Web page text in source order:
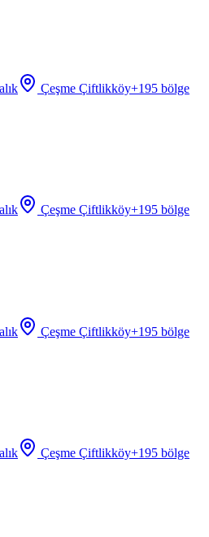
Çeşme Çiftlikköy+195 bölge
Çeşme Çiftlikköy+195 bölge
Çeşme Çiftlikköy+195 bölge
Çeşme Çiftlikköy+195 bölge